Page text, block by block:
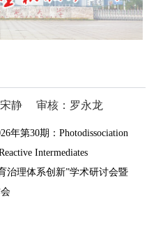
静 审核：罗永龙
年第30期：Photodissociation
Intermediates
治理体系创新”学术研讨会暨